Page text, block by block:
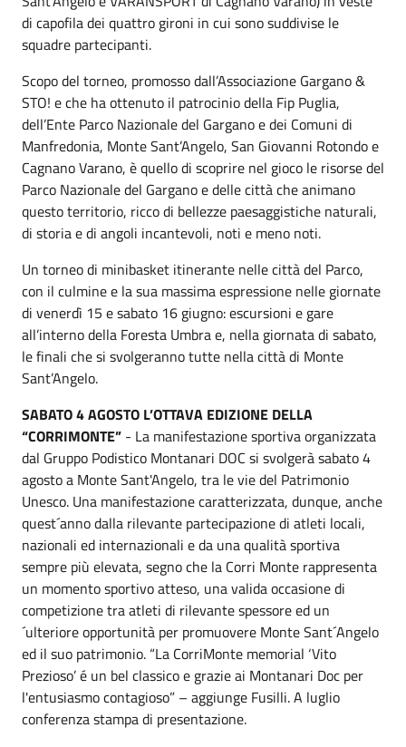
di capofila dei quattro gironi in cui sono suddivise le
squadre partecipanti.
Scopo del torneo, promosso dall’Associazione Gargano &
STO! e che ha ottenuto il patrocinio della Fip Puglia,
dell’Ente Parco Nazionale del Gargano e dei Comuni di
Manfredonia, Monte Sant’Angelo, San Giovanni Rotondo e
Cagnano Varano, è quello di scoprire nel gioco le risorse del
Parco Nazionale del Gargano e delle città che animano
questo territorio, ricco di bellezze paesaggistiche naturali,
di storia e di angoli incantevoli, noti e meno noti.
Un torneo di minibasket itinerante nelle città del Parco,
con il culmine e la sua massima espressione nelle giornate
di venerdì 15 e sabato 16 giugno: escursioni e gare
all’interno della Foresta Umbra e, nella giornata di sabato,
le finali che si svolgeranno tutte nella città di Monte
Sant’Angelo.
SABATO 4 AGOSTO L’OTTAVA EDIZIONE DELLA
“CORRIMONTE” - La manifestazione sportiva organizzata
dal Gruppo Podistico Montanari DOC si svolgerà sabato 4
agosto a Monte Sant'Angelo, tra le vie del Patrimonio
Unesco. Una manifestazione caratterizzata, dunque, anche
quest´anno dalla rilevante partecipazione di atleti locali,
nazionali ed internazionali e da una qualità sportiva
sempre più elevata, segno che la Corri Monte rappresenta
un momento sportivo atteso, una valida occasione di
competizione tra atleti di rilevante spessore ed un
´ulteriore opportunità per promuovere Monte Sant´Angelo
ed il suo patrimonio. “La CorriMonte memorial ‘Vito
Prezioso’ é un bel classico e grazie ai Montanari Doc per
l'entusiasmo contagioso” – aggiunge Fusilli. A luglio
conferenza stampa di presentazione.